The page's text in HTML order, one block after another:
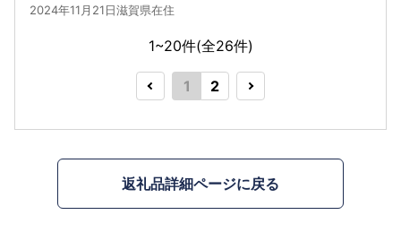
2024年11月21日滋賀県在住
1~20件(全26件)
1 2
返礼品詳細ページに戻る